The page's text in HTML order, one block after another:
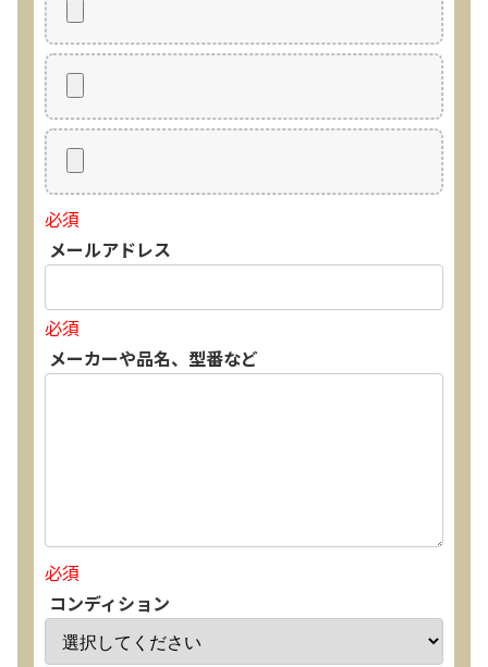
必須
メールアドレス
必須
メーカーや品名、型番など
必須
コンディション